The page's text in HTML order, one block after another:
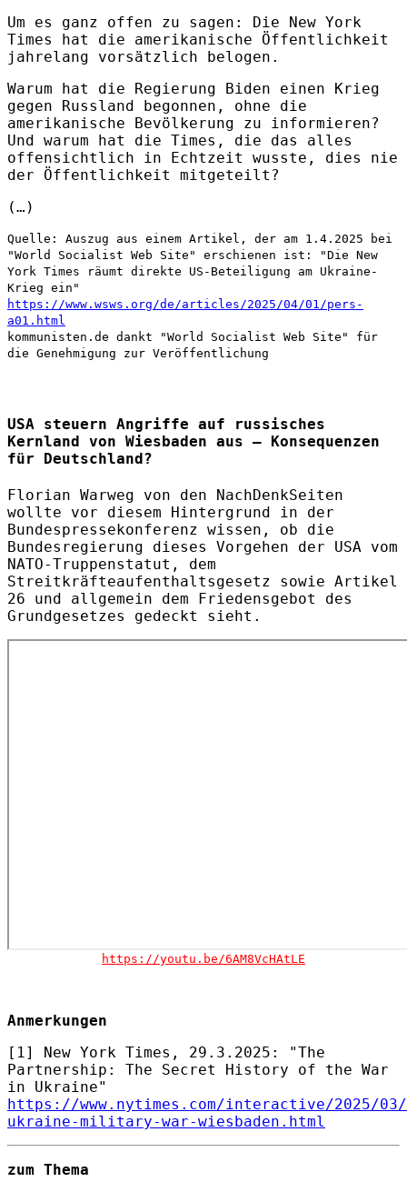
Um es ganz offen zu sagen: Die New York
Times hat die amerikanische Öffentlichkeit
jahrelang vorsätzlich belogen.
Warum hat die Regierung Biden einen Krieg
gegen Russland begonnen, ohne die
amerikanische Bevölkerung zu informieren?
Und warum hat die Times, die das alles
offensichtlich in Echtzeit wusste, dies nie
der Öffentlichkeit mitgeteilt?
(…)
Quelle: Auszug aus einem Artikel, der am 1.4.2025 bei
"World Socialist Web Site" erschienen ist: "Die New
York Times räumt direkte US-Beteiligung am Ukraine-
Krieg ein"
https://www.wsws.org/de/articles/2025/04/01/pers-
a01.html
kommunisten.de dankt "World Socialist Web Site" für
die Genehmigung zur Veröffentlichung
USA steuern Angriffe auf russisches
Kernland von Wiesbaden aus – Konsequenzen
für Deutschland?
Florian Warweg von den NachDenkSeiten
wollte vor diesem Hintergrund in der
Bundespressekonferenz wissen, ob die
Bundesregierung dieses Vorgehen der USA vom
NATO-Truppenstatut, dem
Streitkräfteaufenthaltsgesetz sowie Artikel
26 und allgemein dem Friedensgebot des
Grundgesetzes gedeckt sieht.
https://youtu.be/6AM8VcHAtLE
Anmerkungen
[1] New York Times, 29.3.2025: "The
Partnership: The Secret History of the War
in Ukraine"
https://www.nytimes.com/interactive/2025/
ukraine-military-war-wiesbaden.html
zum Thema